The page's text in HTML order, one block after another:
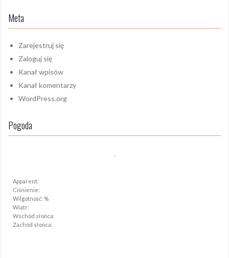
Meta
Zarejestruj się
Zaloguj się
Kanał wpisów
Kanał komentarzy
WordPress.org
Pogoda
Apparent:
Ciśnienie:
Wilgotność: %
Wiatr:
Wschód słońca:
Zachód słońca: